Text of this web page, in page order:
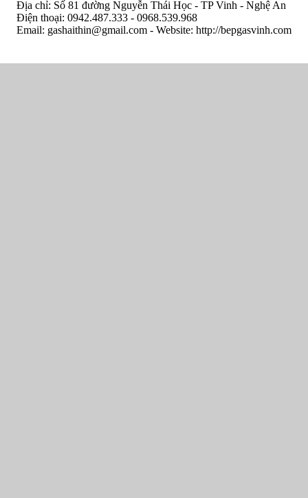
Địa chỉ: Số 81 đường Nguyễn Thái Học - TP Vinh - Nghệ An
Điện thoại: 0942.487.333 - 0968.539.968
Email: gashaithin@gmail.com - Website: http://bepgasvinh.com